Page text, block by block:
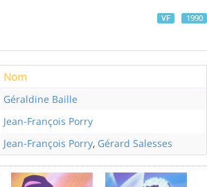
1990
VF
Nom
Géraldine Baille
Jean-François Porry
Jean-François Porry, Gérard Salesses